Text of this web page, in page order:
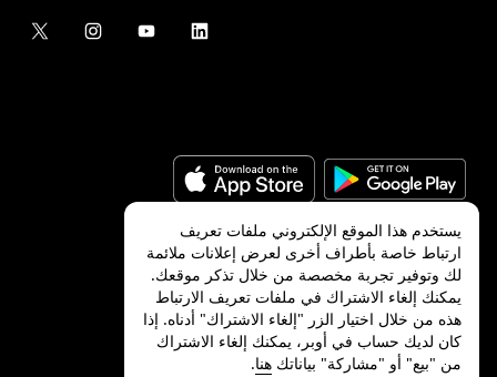
©
2026شركة Uber Technologies, Inc.‎
يستخدم هذا الموقع الإلكتروني ملفات تعريف
ارتباط خاصة بأطراف أخرى لعرض إعلانات ملائمة
لك وتوفير تجربة مخصصة من خلال تذكر موقعك.
يمكنك إلغاء الاشتراك في ملفات تعريف الارتباط
هذه من خلال اختيار الزر "إلغاء الاشتراك" أدناه. إذا
كان لديك حساب في أوبر، يمكنك إلغاء الاشتراك
من "بيع" أو "مشاركة" بياناتك هنا.